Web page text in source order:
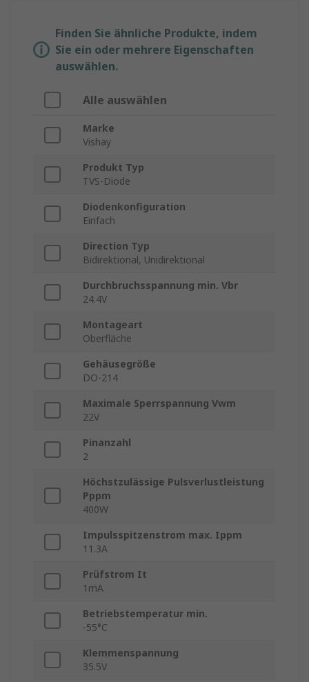
Finden Sie ähnliche Produkte, indem
Sie ein oder mehrere Eigenschaften
auswählen.
Alle auswählen
Marke
Vishay
Produkt Typ
TVS-Diode
Diodenkonfiguration
Einfach
Direction Typ
Bidirektional, Unidirektional
Durchbruchsspannung min. Vbr
24.4V
Montageart
Oberfläche
Gehäusegröße
DO-214
Maximale Sperrspannung Vwm
22V
Pinanzahl
2
Höchstzulässige Pulsverlustleistung
Pppm
400W
Impulsspitzenstrom max. Ippm
11.3A
Prüfstrom It
1mA
Betriebstemperatur min.
-55°C
Klemmenspannung
35.5V